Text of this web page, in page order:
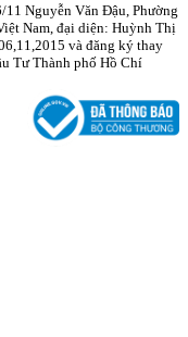
Nguyễn Văn Đậu, Phường
Nam, đại diện: Huỳnh Thị
và đăng ký thay
Tư Thành phố Hồ Chí